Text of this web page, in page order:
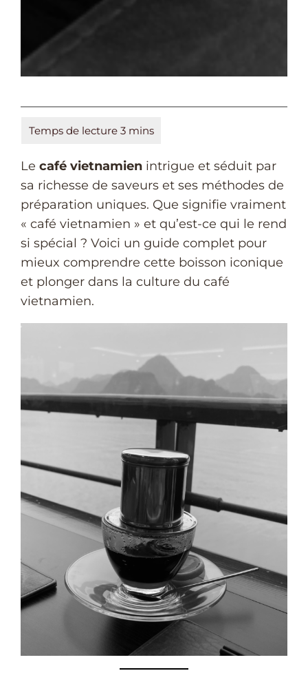
Lecafé vietnamien intrigue et séduit par
sa richesse de saveurs et ses méthodes de
préparation uniques. Que signifie vraiment
« café vietnamien » et qu’est-ce qui le rend
si spécial ? Voici un guide complet pour
mieux comprendre cette boisson iconique
et plonger dans la culture du café
vietnamien.